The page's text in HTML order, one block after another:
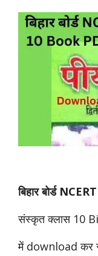
बिहार बोर्ड
संस्कृत क्लास 10
में download कर